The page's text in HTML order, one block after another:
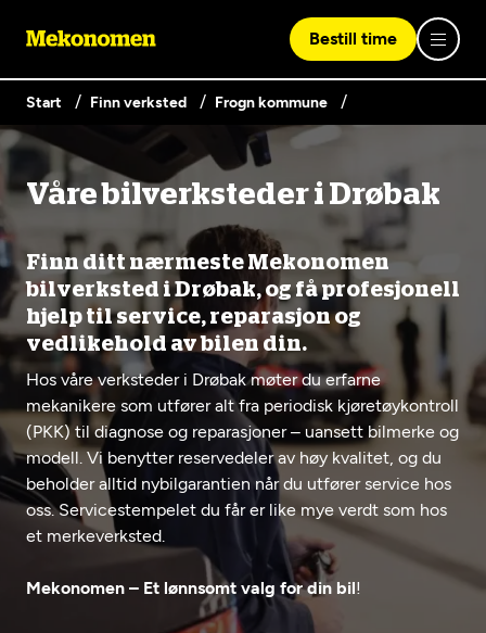
Våre tjenester
Bilservice
EU-kontroll - Vanlig bil (opptil 3,5t)
Diagnose/Feilsøking
Se alle (52) tjenester her
Hvorfor Mekonomen
Bilkonto
Elbilverksted
Fritt verkstedvalg
Lønnsomt valg
Mobilitetsgaranti
Biltips og råd
Bestill time
Lag en brukerkonto
Er du ikke Mekonomen-kunde ennå? Opprett en konto
ved å klikke på knappen nedenfor.
Opprett en konto
Logg inn med Vipps
Vipps på denne enhet
Start Finn verksted Frogn kommune
Våre bilverksteder i Drøbak
Finn ditt nærmeste Mekonomen
bilverksted i Drøbak, og få profesjonell
hjelp til service, reparasjon og
vedlikehold av bilen din.
Hos våre verksteder i Drøbak møter du erfarne
mekanikere som utfører alt fra periodisk kjøretøykontroll
(PKK) til diagnose og reparasjoner – uansett bilmerke og
modell. Vi benytter reservedeler av høy kvalitet, og du
beholder alltid nybilgarantien når du utfører service hos
oss. Servicestempelet du får er like mye verdt som hos
et merkeverksted.
Mekonomen – Et lønnsomt valg for din bil!